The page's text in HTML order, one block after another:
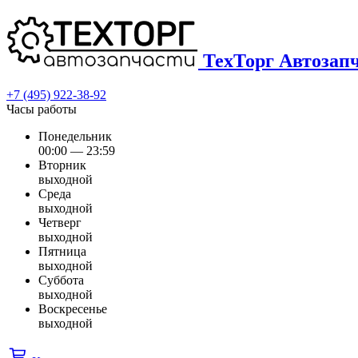
ТехТорг
+7 (495) 922-38-92
Часы работы
Понедельник
00:00 — 23:59
Вторник
выходной
Среда
выходной
Четверг
выходной
Пятница
выходной
Суббота
выходной
Воскресенье
выходной